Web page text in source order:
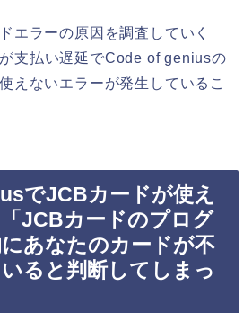
エラーの原因を調査していく
支払い遅延でCode of geniusの
えないエラーが発生しているこ
でJCBカードが使え
JCBカードのプログ
あなたのカードが不
ると判断してしまっ